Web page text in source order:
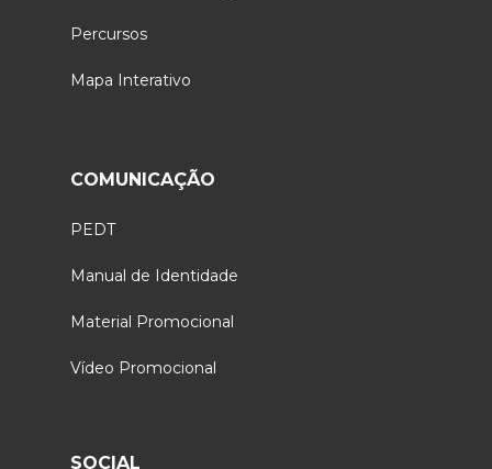
Percursos
Mapa Interativo
COMUNICAÇÃO
PEDT
Manual de Identidade
Material Promocional
Vídeo Promocional
SOCIAL